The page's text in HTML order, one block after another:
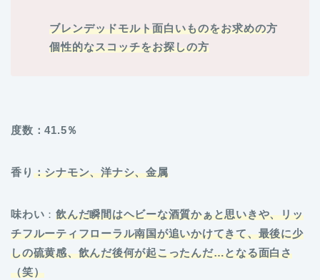
ブレンデッドモルト面白いものをお求めの方
個性的なスコッチをお探しの方
度数：41.5％
香り ：シナモン、洋ナシ、金属
味わい ：飲んだ瞬間はヘビーな酒質かぁと思いきや、リッ
チフルーティフローラル南国が追いかけてきて、最後に少
しの硫黄感、飲んだ後何が起こったんだ…となる面白さ
（笑）